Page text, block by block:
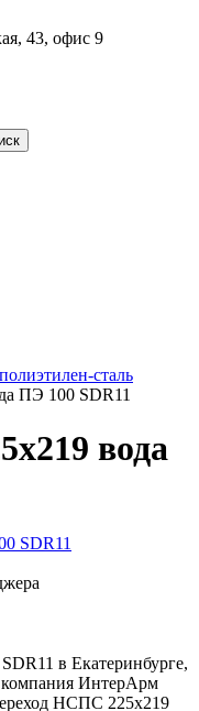
43, офис 9
сталь
ПЭ 100 SDR11
вода
в Екатеринбурге,
компания ИнтерАрм
НСПС 225х219